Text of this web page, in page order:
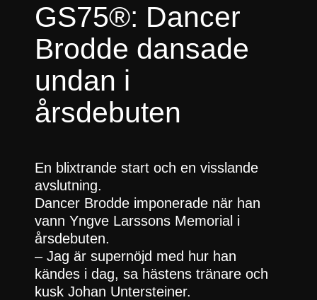
GS75®: Dancer
Brodde dansade
undan i
årsdebuten
En blixtrande start och en visslande
avslutning.
Dancer Brodde imponerade när han
vann Yngve Larssons Memorial i
årsdebuten.
– Jag är supernöjd med hur han
kändes i dag, sa hästens tränare och
kusk Johan Untersteiner.